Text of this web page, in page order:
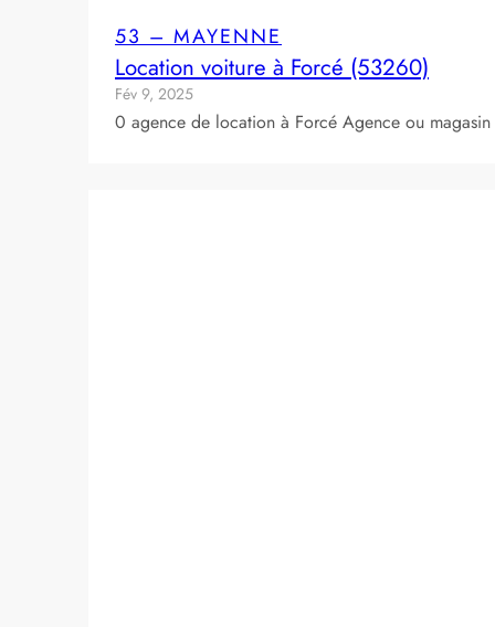
53 – MAYENNE
Location voiture à Forcé (53260)
Fév 9, 2025
0 agence de location à Forcé Agence ou